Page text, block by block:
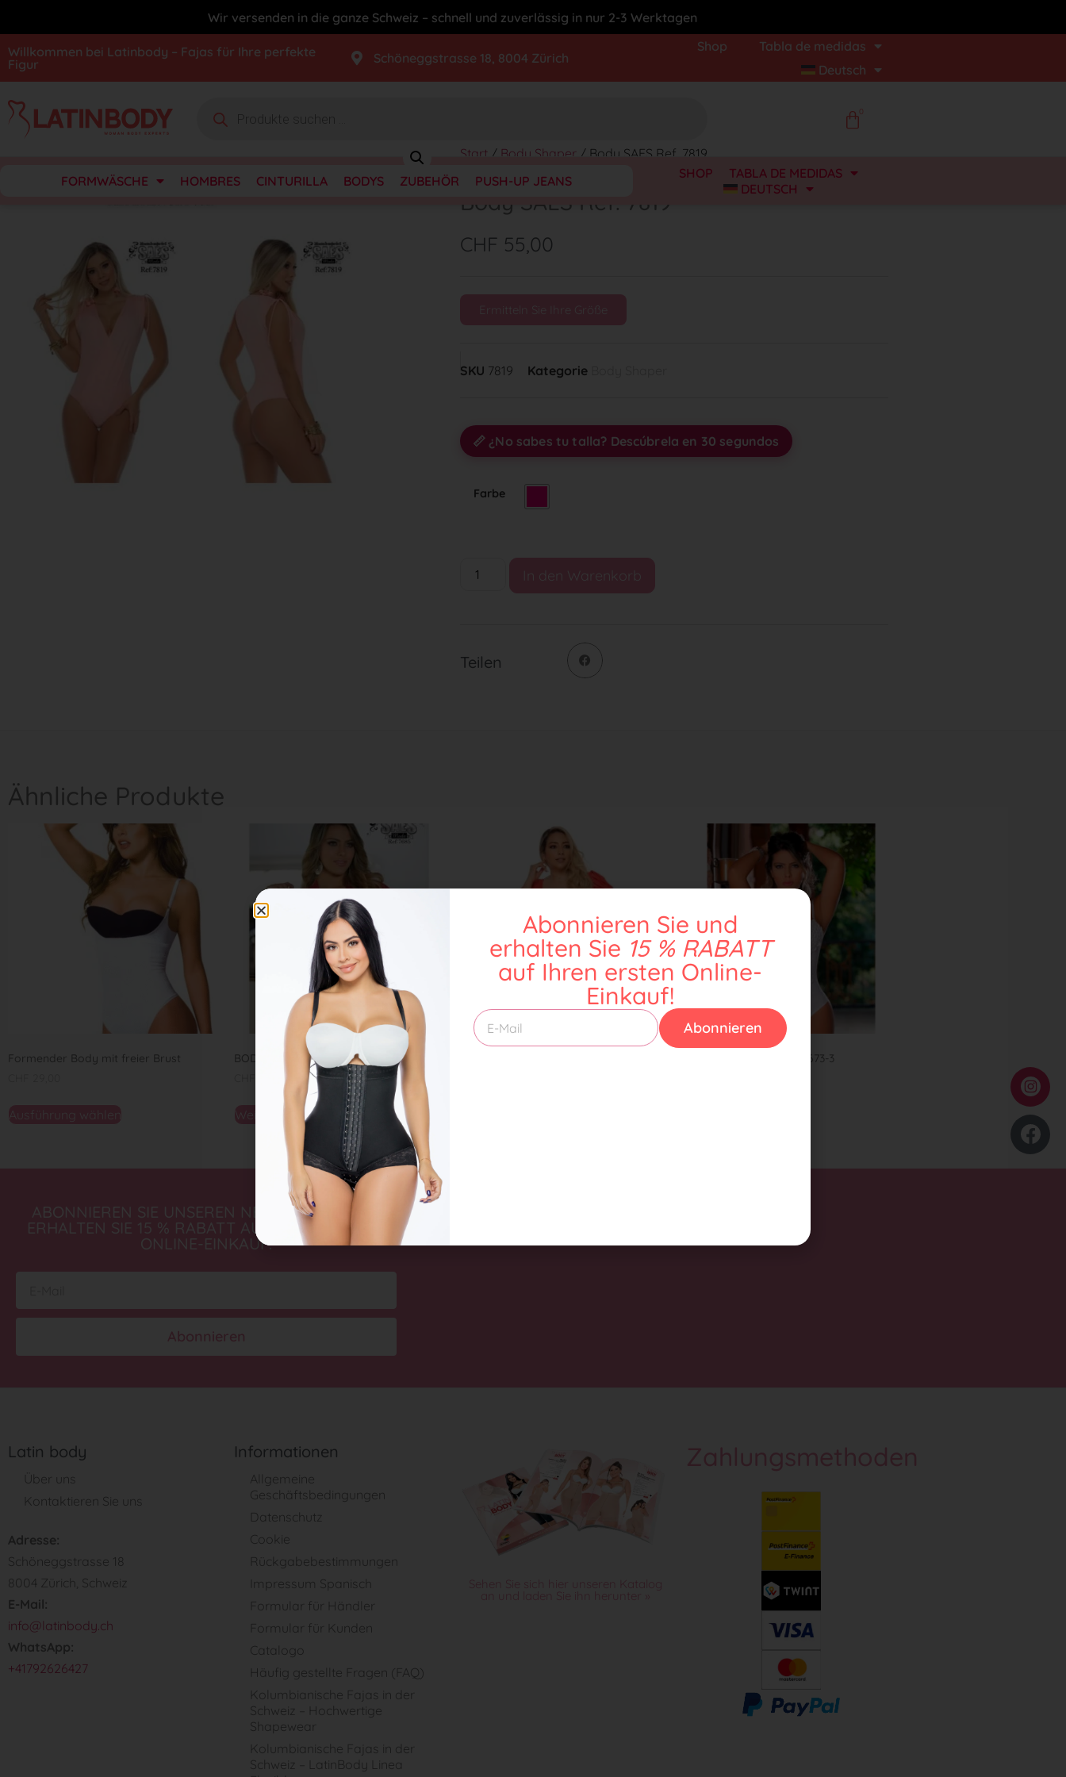
Wir versenden in die ganze Schweiz – schnell und zuverlässig in nur 2-3 Werktagen
Willkommen bei Latinbody – Fajas für Ihre perfekte
Figur
Schöneggstrasse 18, 8004 Zürich
Shop
Tabla de medidas
Deutsch
FORMWÄSCHE HOMBRES CINTURILLA BODYS ZUBEHÖR PUSH-UP JEANS SHOP
TABLA DE MEDIDAS
DEUTSCH
Start / Body Shaper / Body SAES Ref. 7819
Body SAES Ref. 7819
CHF 55,00
Ermitteln Sie Ihre Größe
SKU 7819 Kategorie
📏 ¿No sabes tu talla? Descúbrela en 30 segundos
Farbe
In den Warenkorb
Teilen
Ähnliche Produkte
Formender Body mit freier Brust
Ausführung wählen
BODY SAES REF 7685
Weiterlesen
BODY SAES WEISS REF 673-3
ABONNIEREN SIE UNSEREN NEWSLETTER UND
ERHALTEN SIE 15 % RABATT AUF IHREN ERSTEN
ONLINE-EINKAUF.
Abonnieren
Latin body
Über uns
Kontaktieren Sie uns
Adresse:
Schöneggstrasse 18
8004 Zürich, Schweiz
E-Mail:
info@latinbody.ch
WhatsApp:
+41792626427
Informationen
Allgemeine
Geschäftsbedingungen
Datenschutz
Cookie
Rückgabebestimmungen
Impressum Spanisch
Formular für Händler
Formular für Kunden
Catalogo
Häufig gestellte Fragen (FAQ)
Kolumbianische Fajas in der
Schweiz – Hochwertige
Shapewear
Kolumbianische Fajas in der
Schweiz – LatinBody Linea
Sehen Sie sich hier unseren Katalog
an und laden Sie ihn herunter »
Zahlungsmethoden
Abonnieren Sie und
erhalten Sie 15 % RABATT
auf Ihren ersten Online-
Einkauf!
Abonnieren